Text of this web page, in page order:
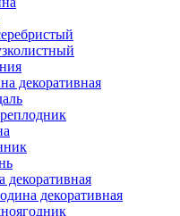
декоративная
декоративная
декоративная